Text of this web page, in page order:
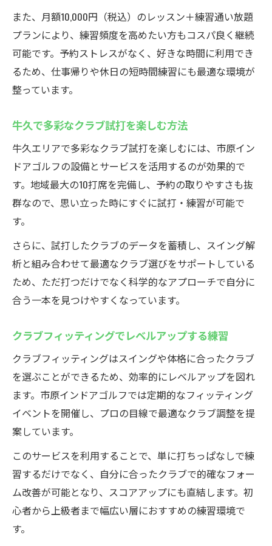
また、月額10,000円（税込）のレッスン＋練習通い放題
プランにより、練習頻度を高めたい方もコスパ良く継続
可能です。予約ストレスがなく、好きな時間に利用でき
るため、仕事帰りや休日の短時間練習にも最適な環境が
整っています。
牛久で多彩なクラブ試打を楽しむ方法
牛久エリアで多彩なクラブ試打を楽しむには、市原イン
ドアゴルフの設備とサービスを活用するのが効果的で
す。地域最大の10打席を完備し、予約の取りやすさも抜
群なので、思い立った時にすぐに試打・練習が可能で
す。
さらに、試打したクラブのデータを蓄積し、スイング解
析と組み合わせて最適なクラブ選びをサポートしている
ため、ただ打つだけでなく科学的なアプローチで自分に
合う一本を見つけやすくなっています。
クラブフィッティングでレベルアップする練習
クラブフィッティングはスイングや体格に合ったクラブ
を選ぶことができるため、効率的にレベルアップを図れ
ます。市原インドアゴルフでは定期的なフィッティング
イベントを開催し、プロの目線で最適なクラブ調整を提
案しています。
このサービスを利用することで、単に打ちっぱなしで練
習するだけでなく、自分に合ったクラブで的確なフォー
ム改善が可能となり、スコアアップにも直結します。初
心者から上級者まで幅広い層におすすめの練習環境で
す。